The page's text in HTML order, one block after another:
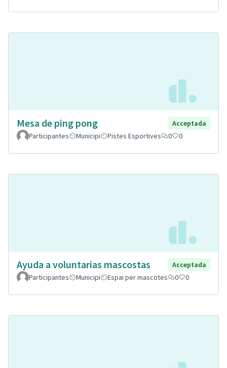
Mesa de ping pong
Acceptada
Participantes
Municipi Pistes Esportives 0 0
Ayuda a voluntarias mascostas
Acceptada
Participantes
Municipi Espai per mascotes 0 0